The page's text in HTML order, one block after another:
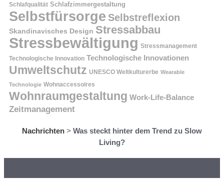
Schlafqualität Schlafzimmergestaltung
Selbstfürsorge Selbstreflexion
Skandinavisches Design Stressabbau
Stressbewältigung Stressmanagement
Technologische Innovation Technologische Innovationen
Umweltschutz UNESCO Weltkulturerbe Wearable
Technologie Wohnaccessoires
Wohnraumgestaltung Work-Life-Balance
Zeitmanagement
Nachrichten > Was steckt hinter dem Trend zu Slow
Living?